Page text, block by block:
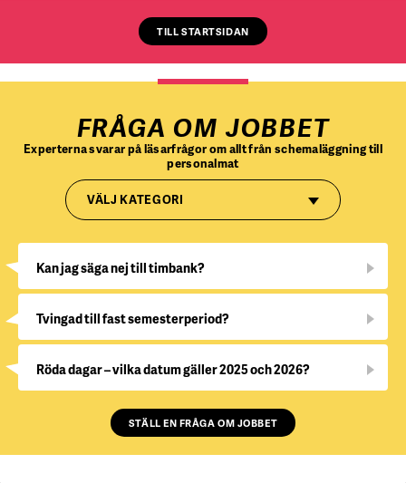
TILL STARTSIDAN
FRÅGA OM JOBBET
Experterna svarar på läsarfrågor om allt från schemaläggning till
personalmat
VÄLJ KATEGORI
Kan jag säga nej till timbank?
Tvingad till fast semesterperiod?
Röda dagar – vilka datum gäller 2025 och 2026?
STÄLL EN FRÅGA OM JOBBET